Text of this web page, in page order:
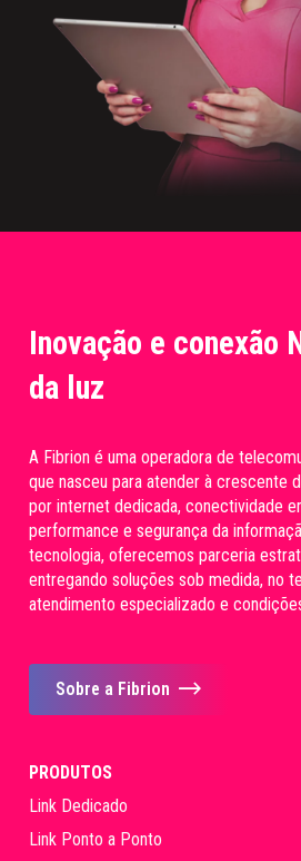
Inovação e conexão
da luz
A Fibrion é uma operadora de
que nasceu para atender à crescente
por internet dedicada, conectividade
performance e segurança da
tecnologia, oferecemos parceria
entregando soluções sob medida, no
atendimento especializado e
Sobre a Fibrion
PRODUTOS
Link Dedicado
Link Ponto a Ponto